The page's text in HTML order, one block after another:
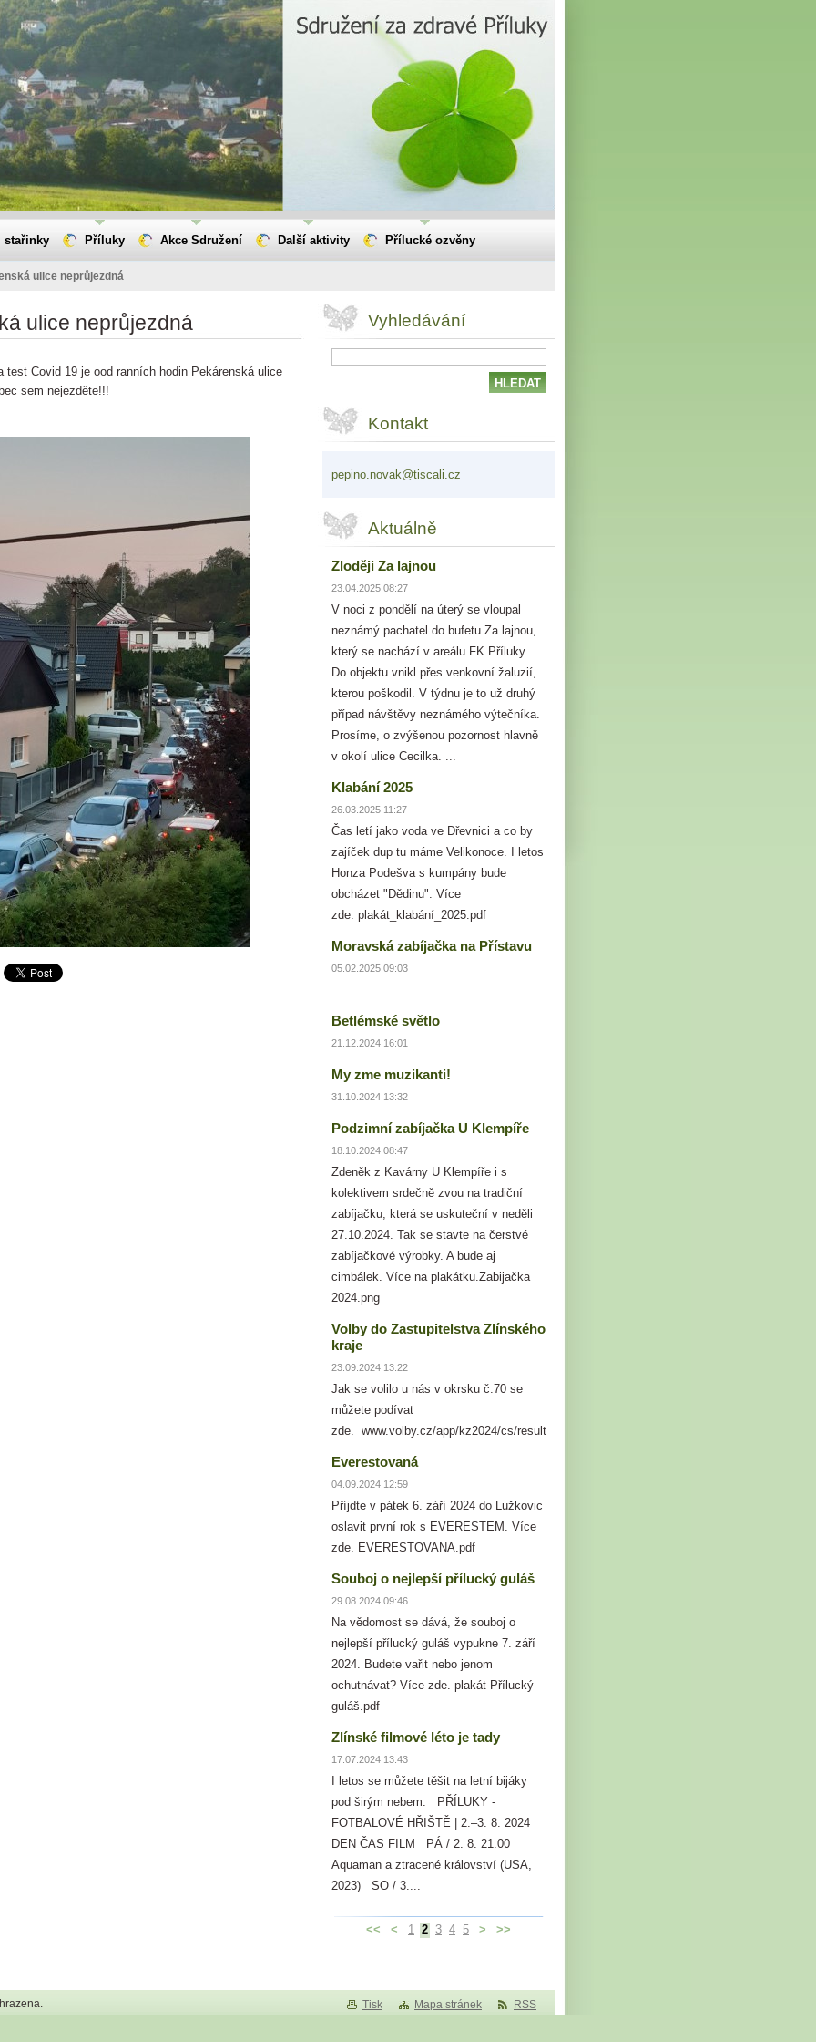
ulice neprůjezdná
ulice neprůjezdná
test Covid 19 je ood ranních hodin Pekárenská ulice
sem nejezděte!!!
Vyhledávání
Kontakt
pepino.novak@tiscali.cz
Aktuálně
Zloději Za lajnou
23.04.2025 08:27
V noci z pondělí na úterý se vloupal
neznámý pachatel do bufetu Za lajnou,
který se nachází v areálu FK Příluky.
Do objektu vnikl přes venkovní žaluzií,
kterou poškodil. V týdnu je to už druhý
případ návštěvy neznámého výtečníka.
Prosíme, o zvýšenou pozornost hlavně
v okolí ulice Cecilka. ...
Klabání 2025
26.03.2025 11:27
Čas letí jako voda ve Dřevnici a co by
zajíček dup tu máme Velikonoce. I letos
Honza Podešva s kumpány bude
obcházet "Dědinu". Více
zde. plakát_klabání_2025.pdf
Moravská zabíjačka na Přístavu
05.02.2025 09:03
Betlémské světlo
21.12.2024 16:01
My zme muzikanti!
31.10.2024 13:32
Podzimní zabíjačka U Klempíře
18.10.2024 08:47
Zdeněk z Kavárny U Klempíře i s
kolektivem srdečně zvou na tradiční
zabíjačku, která se uskuteční v neděli
27.10.2024. Tak se stavte na čerstvé
zabíjačkové výrobky. A bude aj
cimbálek. Více na plakátku.Zabijačka
2024.png
Volby do Zastupitelstva Zlínského
kraje
23.09.2024 13:22
Jak se volilo u nás v okrsku č.70 se
můžete podívat
zde. www.volby.cz/app/kz2024/cs/results/!___7200_7204__585068__70
Everestovaná
04.09.2024 12:59
Příjdte v pátek 6. září 2024 do Lužkovic
oslavit první rok s EVERESTEM. Více
zde. EVERESTOVANA.pdf
Souboj o nejlepší přílucký guláš
29.08.2024 09:46
Na vědomost se dává, že souboj o
nejlepší přílucký guláš vypukne 7. září
2024. Budete vařit nebo jenom
ochutnávat? Více zde. plakát Přílucký
guláš.pdf
Zlínské filmové léto je tady
17.07.2024 13:43
I letos se můžete těšit na letní bijáky
pod širým nebem. PŘÍLUKY -
FOTBALOVÉ HŘIŠTĚ | 2.–3. 8. 2024
DEN ČAS FILM PÁ / 2. 8. 21.00
Aquaman a ztracené království (USA,
2023) SO / 3....
<< < 1 2 3 4 5 > >>
stařinky Příluky Akce Sdružení Další aktivity Přílucké ozvěny
Tisk Mapa stránek RSS